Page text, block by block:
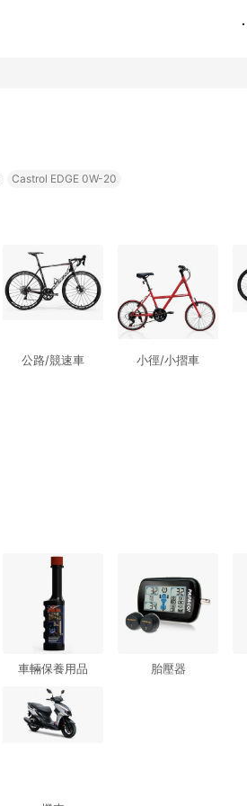
Castrol EDGE 0W-20
公路/競速車 小徑/小摺車
車輛保養用品 胎壓器